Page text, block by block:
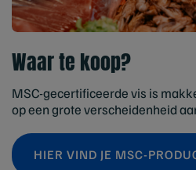
Waar te koop?
MSC-gecertificeerde vis is
op een grote verscheidenheid
HIER VIND JE MSC-